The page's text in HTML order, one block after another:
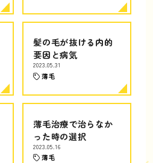
髪の毛が抜ける内的
要因と病気
2023.05.31
薄毛
薄毛治療で治らなか
った時の選択
2023.05.16
薄毛